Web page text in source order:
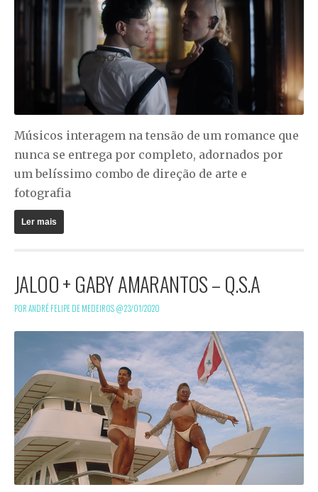
Músicos interagem na tensão de um romance que
nunca se entrega por completo, adornados por
um belíssimo combo de direção de arte e
fotografia
Ler mais
JALOO + GABY AMARANTOS – Q.S.A
POR ANDRÉ FELIPE DE MEDEIROS @23/01/2020